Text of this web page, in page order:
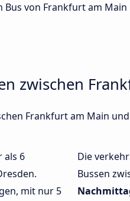
von Frankfurt am
zwischen
Frankfurt am Main
als 6
mit nur 5
Die
Bussen